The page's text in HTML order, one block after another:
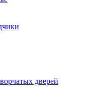
дверей